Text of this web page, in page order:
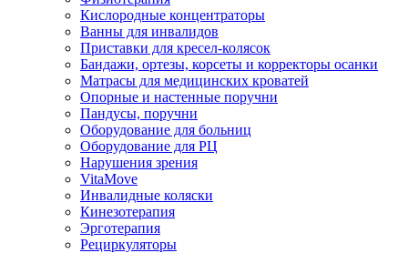
Кислородные концентраторы
Ванны для инвалидов
Приставки для кресел-колясок
Бандажи, ортезы, корсеты и корректоры осанки
Матрасы для медицинских кроватей
Опорные и настенные поручни
Пандусы, поручни
Оборудование для больниц
Оборудование для РЦ
Нарушения зрения
VitaMove
Инвалидные коляски
Кинезотерапия
Эрготерапия
Рециркуляторы